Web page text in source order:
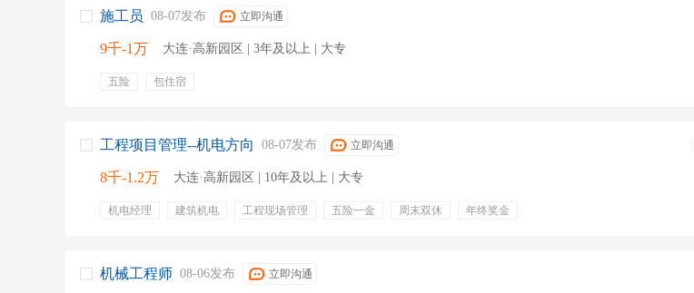
施工员 08-07发布 立即沟通
9千-1万 大连·高新园区 | 3年及以上 | 大专
五险 包住宿
工程项目管理--机电方向 08-07发布 立即沟通
8千-1.2万 大连·高新园区 | 10年及以上 | 大专
机电经理 建筑机电 工程现场管理 五险一金 周末双休
年终奖金
机械工程师 08-06发布 立即沟通